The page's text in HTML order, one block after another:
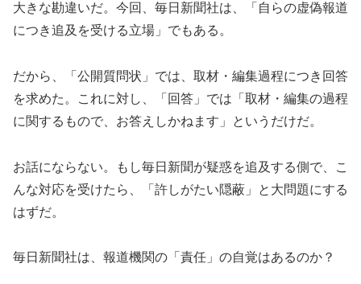
大きな勘違いだ。今回、毎日新聞社は、「自らの虚偽報道
につき追及を受ける立場」でもある。
だから、「公開質問状」では、取材・編集過程につき回答
を求めた。これに対し、「回答」では「取材・編集の過程
に関するもので、お答えしかねます」というだけだ。
お話にならない。もし毎日新聞が疑惑を追及する側で、こ
んな対応を受けたら、「許しがたい隠蔽」と大問題にする
はずだ。
毎日新聞社は、報道機関の「責任」の自覚はあるのか？